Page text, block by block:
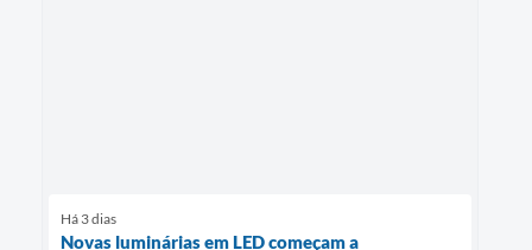
Há 3 dias
Novas luminárias em LED começam a